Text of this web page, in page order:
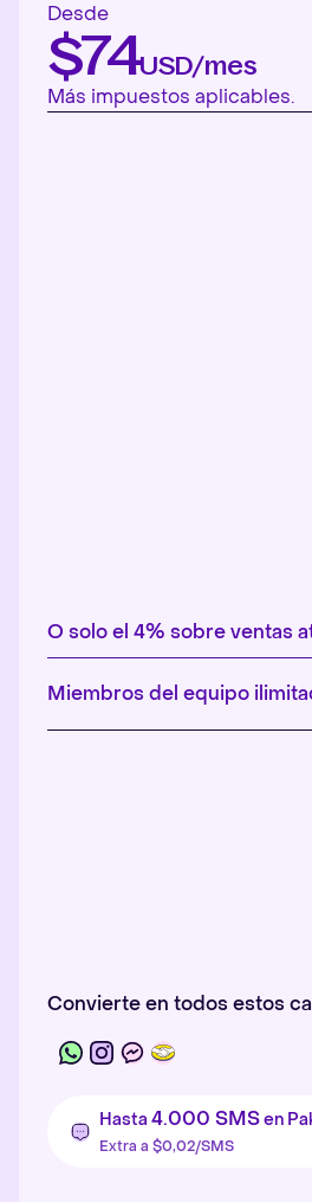
Desde
$74USD/mes
Más impuestos aplicables.
O solo el 4% sobre ventas
Miembros del equipo
Convierte en todos estos
Hasta 4.000 SMSen
Extra a $0,02/SMS